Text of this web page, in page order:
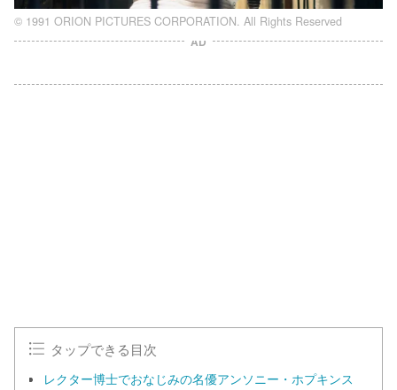
© 1991 ORION PICTURES CORPORATION. All Rights Reserved
AD
タップできる目次
レクター博士でおなじみの名優アンソニー・ホプキンス